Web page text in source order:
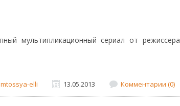
мультипликационный сериал от режиссера
elli 13.05.2013 Комментарии (0)